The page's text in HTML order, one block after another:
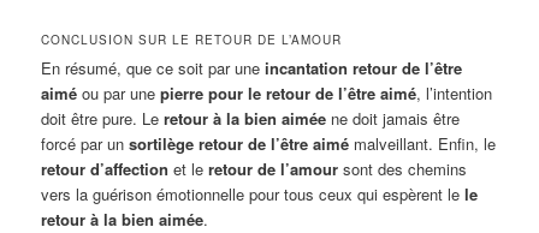
CONCLUSION SUR LE RETOUR DE L’AMOUR
En résumé, que ce soit par uneincantation retour de l’être
aimé ou par unepierre pour le retour de l’être aimé, l’intention
doit être pure. Leretour à la bien aimée ne doit jamais être
forcé par unsortilège retour de l’être aimé malveillant. Enfin, le
retour d’affection et leretour de l’amour sont des chemins
vers la guérison émotionnelle pour tous ceux qui espèrent lele
retour à la bien aimée.